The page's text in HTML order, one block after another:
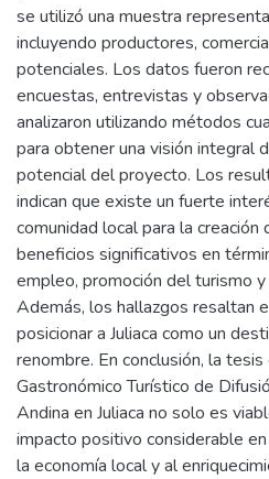
se utilizó una muestra
incluyendo productores,
potenciales. Los datos fueron
encuestas, entrevistas y
analizaron utilizando métodos
para obtener una visión integral
potencial del proyecto. Los
indican que existe un fuerte
comunidad local para la
beneficios significativos en
empleo, promoción del turismo
Además, los hallazgos resaltan
posicionar a Juliaca como un
renombre. En conclusión, la
Gastronómico Turístico de
Andina en Juliaca no solo es
impacto positivo considerable
la economía local y al